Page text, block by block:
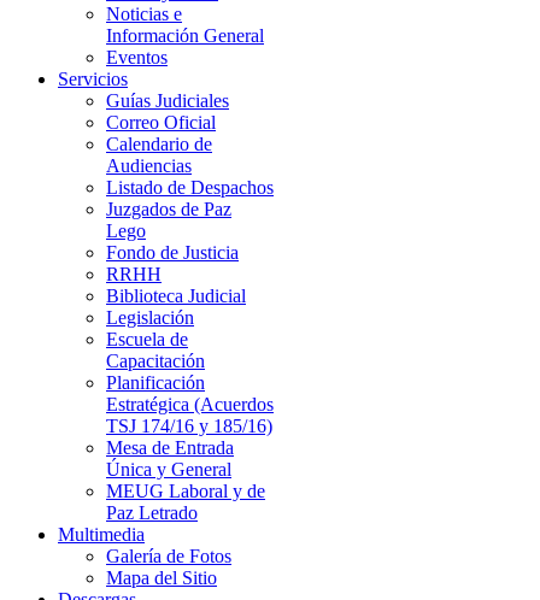
Noticias e
Información General
Eventos
Servicios
Guías Judiciales
Correo Oficial
Calendario de
Audiencias
Listado de Despachos
Juzgados de Paz
Lego
Fondo de Justicia
RRHH
Biblioteca Judicial
Legislación
Escuela de
Capacitación
Planificación
Estratégica (Acuerdos
TSJ 174/16 y 185/16)
Mesa de Entrada
Única y General
MEUG Laboral y de
Paz Letrado
Multimedia
Galería de Fotos
Mapa del Sitio